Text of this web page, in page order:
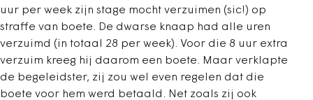
uur per week zijn stage mocht verzuimen (sic!) op
straffe van boete. De dwarse knaap had alle uren
verzuimd (in totaal 28 per week). Voor die 8 uur extra
verzuim kreeg hij daarom een boete. Maar verklapte
de begeleidster, zij zou wel even regelen dat die
boete voor hem werd betaald. Net zoals zij ook